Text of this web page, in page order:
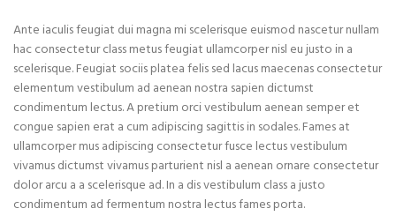
Ante iaculis feugiat dui magna mi scelerisque euismod nascetur nullam
hac consectetur class metus feugiat ullamcorper nisl eu justo in a
scelerisque. Feugiat sociis platea felis sed lacus maecenas consectetur
elementum vestibulum ad aenean nostra sapien dictumst
condimentum lectus. A pretium orci vestibulum aenean semper et
congue sapien erat a cum adipiscing sagittis in sodales. Fames at
ullamcorper mus adipiscing consectetur fusce lectus vestibulum
vivamus dictumst vivamus parturient nisl a aenean ornare consectetur
dolor arcu a a scelerisque ad. In a dis vestibulum class a justo
condimentum ad fermentum nostra lectus fames porta.